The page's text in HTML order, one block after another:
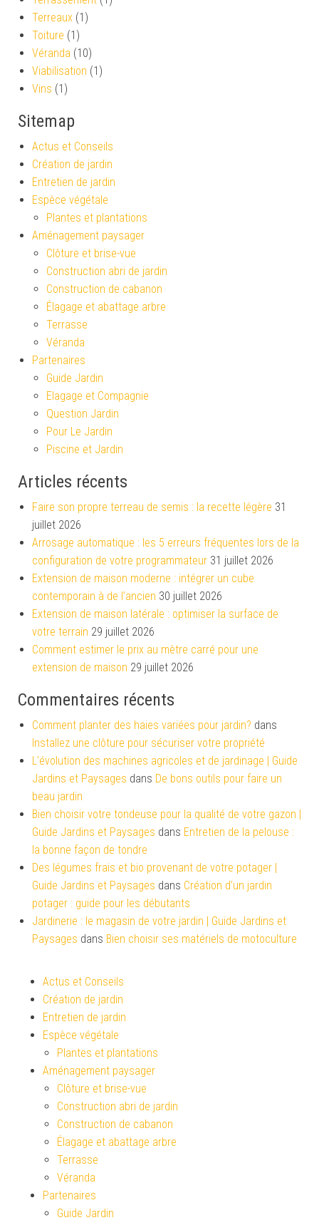
Terreaux (1)
Toiture (1)
Véranda (10)
Viabilisation (1)
Vins (1)
Sitemap
Actus et Conseils
Création de jardin
Entretien de jardin
Espèce végétale
Plantes et plantations
Aménagement paysager
Clôture et brise-vue
Construction abri de jardin
Construction de cabanon
Élagage et abattage arbre
Terrasse
Véranda
Partenaires
Guide Jardin
Elagage et Compagnie
Question Jardin
Pour Le Jardin
Piscine et Jardin
Articles récents
Faire son propre terreau de semis : la recette légère 31
juillet 2026
Arrosage automatique : les 5 erreurs fréquentes lors de la
configuration de votre programmateur 31 juillet 2026
Extension de maison moderne : intégrer un cube
contemporain à de l’ancien 30 juillet 2026
Extension de maison latérale : optimiser la surface de
votre terrain 29 juillet 2026
Comment estimer le prix au mètre carré pour une
extension de maison 29 juillet 2026
Commentaires récents
Comment planter des haies variées pour jardin? dans
Installez une clôture pour sécuriser votre propriété
L'évolution des machines agricoles et de jardinage | Guide
Jardins et Paysages dans De bons outils pour faire un
beau jardin
Bien choisir votre tondeuse pour la qualité de votre gazon |
Guide Jardins et Paysages dans Entretien de la pelouse :
la bonne façon de tondre
Des légumes frais et bio provenant de votre potager |
Guide Jardins et Paysages dans Création d’un jardin
potager : guide pour les débutants
Jardinerie : le magasin de votre jardin | Guide Jardins et
Paysages dans Bien choisir ses matériels de motoculture
Actus et Conseils
Création de jardin
Entretien de jardin
Espèce végétale
Plantes et plantations
Aménagement paysager
Clôture et brise-vue
Construction abri de jardin
Construction de cabanon
Élagage et abattage arbre
Terrasse
Véranda
Partenaires
Guide Jardin